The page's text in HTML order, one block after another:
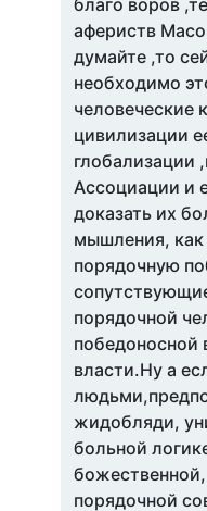
благо воров
афериств
думайте ,то
необходимо
человеческие
цивилизации
глобализации
Ассоциации и
доказать их
мышления, как
порядочную
порядочной
победоносной
власти.Ну а
жидобляди,
больной
порядочной